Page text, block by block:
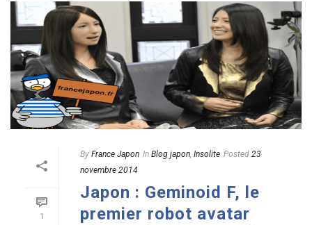
1
By France Japon In Blog japon, Insolite Posted 23
novembre 2014
Japon : Geminoid F, le
premier robot avatar